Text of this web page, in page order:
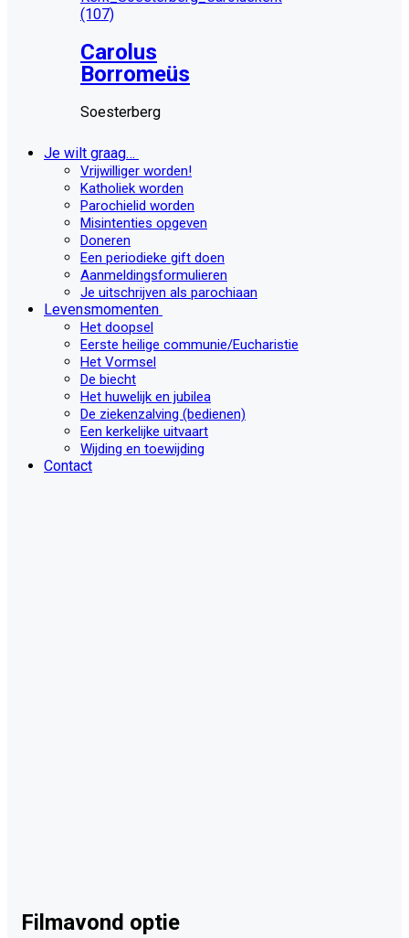
Carolus
Borromeüs
Soesterberg
Je wilt graag…
Vrijwilliger worden!
Katholiek worden
Parochielid worden
Misintenties opgeven
Doneren
Een periodieke gift doen
Aanmeldingsformulieren
Je uitschrijven als parochiaan
Levensmomenten
Het doopsel
Eerste heilige communie/Eucharistie
Het Vormsel
De biecht
Het huwelijk en jubilea
De ziekenzalving (bedienen)
Een kerkelijke uitvaart
Wijding en toewijding
Contact
Filmavond optie